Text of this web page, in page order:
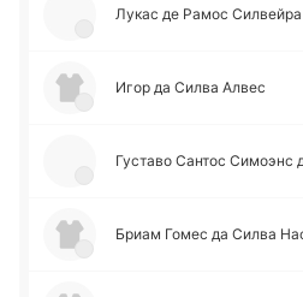
Лукас де Рамос Си­лвей­ра
Игор да Силва Алвес
Гу­ста­во Сантос Си­моэнс
Бриам Гомес да Силва